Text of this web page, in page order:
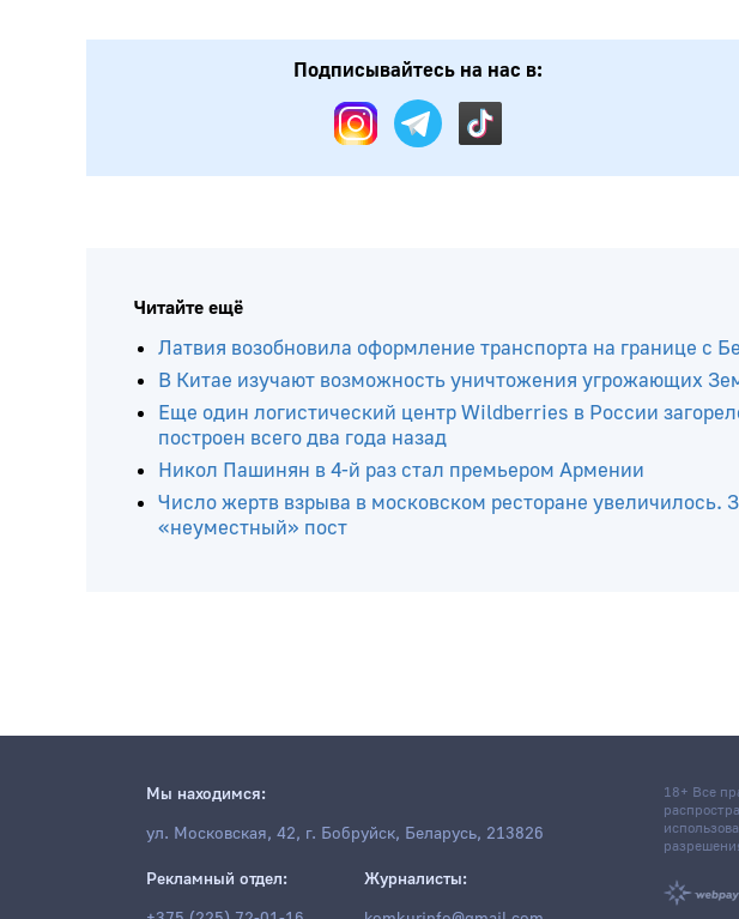
Подписывайтесь на нас в:
Читайте ещё
Латвия возобновила оформление транспорта на границе с
В Китае изучают возможность уничтожения угрожающих
Еще один логистический центр Wildberries в России
построен всего два года назад
Мы находимся:
18+ Все